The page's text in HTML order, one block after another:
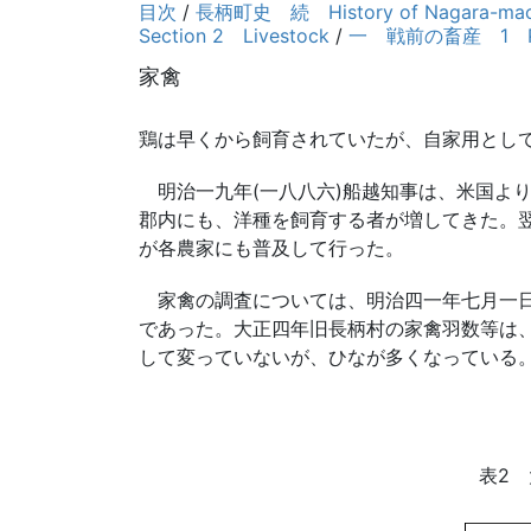
目次 / 長柄町史 続 History of Nagara-
Section 2 Livestock / 一 戦前の畜産 1
家禽
鶏は早くから飼育されていたが、自家用とし
明治一九年(一八八六)船越知事は、米国よ
郡内にも、洋種を飼育する者が増してきた。
が各農家にも普及して行った。
家禽の調査については、明治四一年七月一
であった。大正四年旧長柄村の家禽羽数等
して変っていないが、ひなが多くなっている
表2